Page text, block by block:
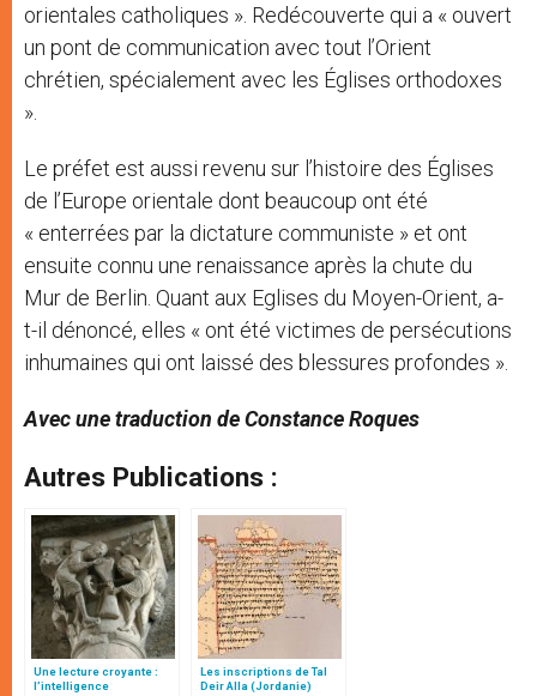
orientales catholiques ». Redécouverte qui a « ouvert
un pont de communication avec tout l’Orient
chrétien, spécialement avec les Églises orthodoxes
».
Le préfet est aussi revenu sur l’histoire des Églises
de l’Europe orientale dont beaucoup ont été
« enterrées par la dictature communiste » et ont
ensuite connu une renaissance après la chute du
Mur de Berlin. Quant aux Eglises du Moyen-Orient, a-
t-il dénoncé, elles « ont été victimes de persécutions
inhumaines qui ont laissé des blessures profondes ».
Avec une traduction de Constance Roques
Autres Publications :
Une lecture croyante :
l’intelligence
Les inscriptions de Tal
Deir Alla (Jordanie)